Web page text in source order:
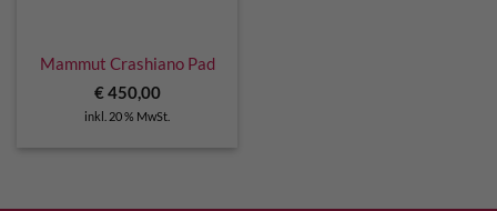
Mammut Crashiano Pad
€450,00
inkl. 20 % MwSt.